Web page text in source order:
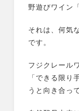
野遊びワイン
それは、何気
です。
フジクレール
「できる限り
うと向き合っ